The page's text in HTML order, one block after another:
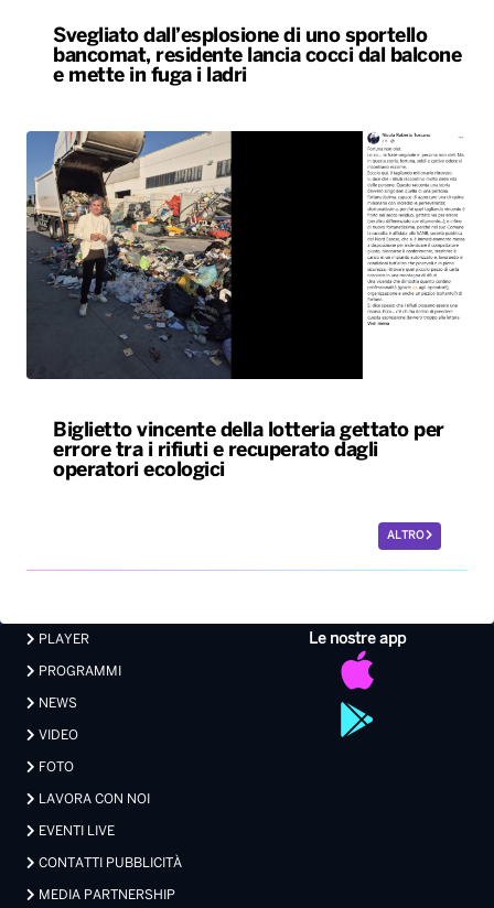
Svegliato dall’esplosione di uno sportello
bancomat, residente lancia cocci dal balcone
e mette in fuga i ladri
Biglietto vincente della lotteria gettato per
errore tra i rifiuti e recuperato dagli
operatori ecologici
ALTRO
Le nostre app
PLAYER
PROGRAMMI
NEWS
VIDEO
FOTO
LAVORA CON NOI
EVENTI LIVE
CONTATTI PUBBLICITÀ
MEDIA PARTNERSHIP